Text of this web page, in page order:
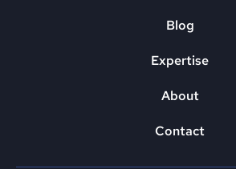
Blog
Expertise
About
Contact